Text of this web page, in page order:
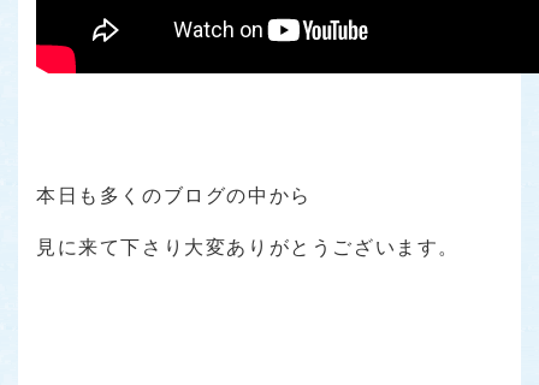
本日も多くのブログの中から
見に来て下さり大変ありがとうございます。